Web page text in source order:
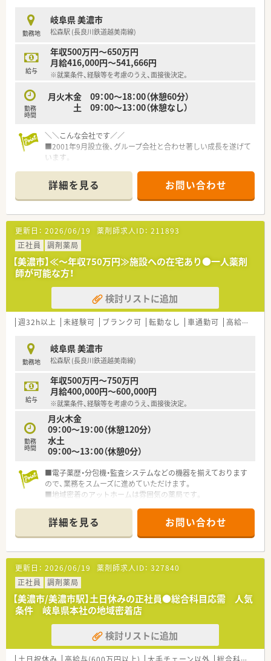
【こんな方が活躍中】
■小児科や内科の処方箋経験を活かして、地域の患者様へ寄り添
った丁寧な服薬指導を行っている薬剤師が活躍しています。
■充実した研修制度を利用して自己研鑽に励み、専門性を高めな
がらキャリアアップを実現しているスタッフが多数います。
■育児短時間勤務制度を活用しながら、家庭と仕事の両立を無理
なく図り、長期的に勤務を続けているママさん薬剤師もいます。
勤務地
岐阜県 美濃市
松森駅 (長良川鉄道越美南線)
給与
年収500万円～650万円
月給416,000円～541,666円
※就業条件、経験等を考慮のうえ、面接後決定。
勤務
時間
月火木金 09：00～18：00（休憩60分）
土 09：00～13：00（休憩なし）
＼＼こんな会社です／／
■2001年9月設立後、グループ会社と合わせ著しい成長を遂げて
います。
も拡大していく予定です！
■「みんなで創り、みんなで育てる」会社という社長のお考えも
あり、社長との距離が近く社員との風通しに自信があります。
■独立を考えている薬剤師を応援し、実績が多数ある会社です。
■経営ノウハウ、売上管理、調剤報酬点数の算定要件、公費や保
険の種類、レセプト請求等、通常業務以外の薬局経営に関わる全
てをレクチャ一します。
■従業員の約半数が女性です。管理薬剤師として活躍されてい
る女性スタッフも多く、上を目指せる環境もあります。
■女性が働きやすい職場環境をつくり、サポートするために産
休・育休制度も充実しており実績も多数あります。
育休復帰後、パート社員への転換のご相談が可能です。もちろ
ん、正社員でのフルタイム出勤でのご復帰いただけます。
■育児が落ち着いて社会復帰・現場復帰を考えているパパ・ママ
を実施しております。
＼＼店舗詳細／／
■ご年収600万相談可能で、お休みも週休2.5日と充実しており
ます♪
■綺麗な環境でご勤務いただけ、整形門前のため落ち着いた勤務
が可能です。
■常時複数名体制の勤務となっております。
詳細を見る お問い合わせ
更新日： 2026/06/19 薬剤師求人ID： 211893
正社員
調剤薬局
【美濃市】≪～年収750万円≫施設への在宅あり●一人薬剤
師が可能な方！
検討リストに追加
週32h以上 未経験可 ブランク可 転勤なし 車通勤可 高給与(600万円以上)
勤務地
岐阜県 美濃市
松森駅 (長良川鉄道越美南線)
給与
年収500万円～750万円
月給400,000円～600,000円
※就業条件、経験等を考慮のうえ、面接後決定。
勤務
時間
月火木金
09：00～19：00（休憩120分）
水土
09：00～13：00（休憩0分）
■電子薬歴・分包機・監査システムなどの機器を揃えております
ので、業務をスムーズに進めていただけます。
■地域密着のアットホームは雰囲気の薬局です。
詳細を見る お問い合わせ
更新日： 2026/06/19 薬剤師求人ID： 327840
正社員
調剤薬局
【美濃市/美濃市駅】土日休みの正社員●総合科目応需 人気
条件 岐阜県本社の地域密着店
検討リストに追加